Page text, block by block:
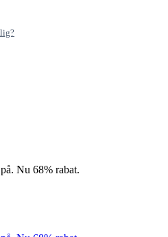
Nu 68% rabat.